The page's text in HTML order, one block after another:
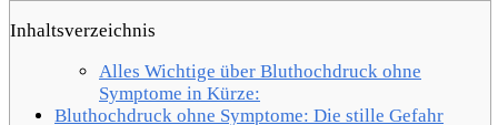
Inhaltsverzeichnis
Alles Wichtige über Bluthochdruck ohne
Symptome in Kürze:
Bluthochdruck ohne Symptome: Die stille Gefahr